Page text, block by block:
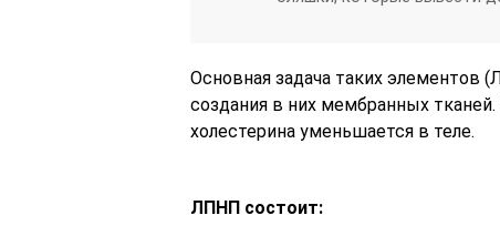
Основная задача таких элементов
создания в них мембранных
холестерина уменьшается в теле.
ЛПНП состоит: